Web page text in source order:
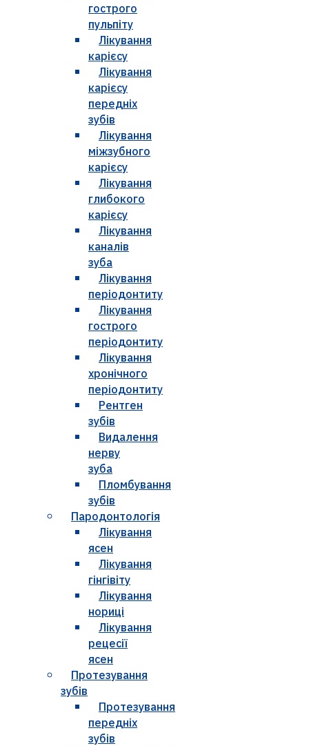
гострого
пульпіту
Лікування
карієсу
Лікування
карієсу
передніх
зубів
Лікування
міжзубного
карієсу
Лікування
глибокого
карієсу
Лікування
каналів
зуба
Лікування
періодонтиту
Лікування
гострого
періодонтиту
Лікування
хронічного
періодонтиту
Рентген
зубів
Видалення
нерву
зуба
Пломбування
зубів
Пародонтологія
Лікування
ясен
Лікування
гінгівіту
Лікування
нориці
Лікування
рецесії
ясен
Протезування
зубів
Протезування
передніх
зубів